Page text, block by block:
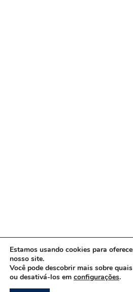
Copyright © 2026
Estamos usando cookies para
nosso site.
Você pode descobrir mais sobre
ou desativá-los em configurações.